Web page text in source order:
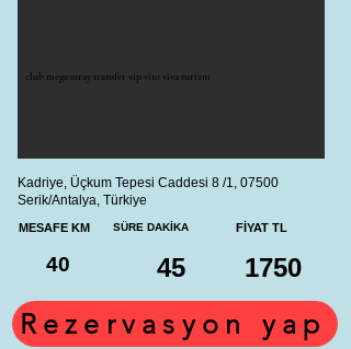
club mega saray transfer vip vito viva turizm
Kadriye, Üçkum Tepesi Caddesi 8 /1, 07500
Serik/Antalya, Türkiye
MESAFE KM
40
SÜRE DAKİKA
45
FİYAT TL
1750
Rezervasyon yap